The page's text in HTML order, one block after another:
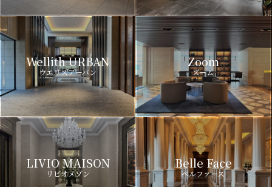
Wellith URBAN
ウエリスアーバン
Zoom
ズーム
LIVIO MAISON
リビオメゾン
Belle Face
ベルファース